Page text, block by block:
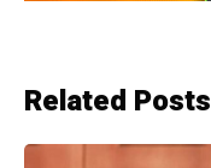
Related Posts